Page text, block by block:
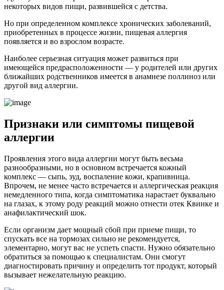
некоторых видов пищи, развившейся с детства.
Но при определенном комплексе хронических заболеваний,
приобретенных в процессе жизни, пищевая аллергия
появляется и во взрослом возрасте.
Наиболее серьезная ситуация может развиться при
имеющейся предрасположенности — у родителей или других
ближайших родственников имеется в анамнезе поллиноз или
другой вид аллергии.
Признаки или симптомы пищевой
аллергии
Проявления этого вида аллергии могут быть весьма
разнообразными, но в основном встречается кожный
комплекс — сыпь, зуд, воспаление кожи, крапивница.
Впрочем, не менее часто встречается и аллергическая реакция
немедленного типа, когда симптоматика нарастает буквально
на глазах, к этому роду реакций можно отнести отек Квинке и
анафилактический шок.
Если организм дает мощный сбой при приеме пищи, то
спускать все на тормозах сильно не рекомендуется,
элементарно, могут вас не успеть спасти. Нужно обязательно
обратиться за помощью к специалистам. Они смогут
диагностировать причину и определить тот продукт, который
вызывает нежелательную реакцию.